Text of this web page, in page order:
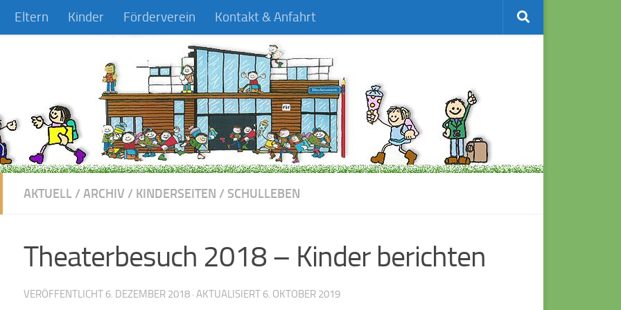
Eltern Kinder Förderverein Kontakt & Anfahrt
AKTUELL / ARCHIV / KINDERSEITEN / SCHULLEBEN
Theaterbesuch 2018 – Kinder berichten
VERÖFFENTLICHT 6. DEZEMBER 2018 · AKTUALISIERT 6. OKTOBER 2019